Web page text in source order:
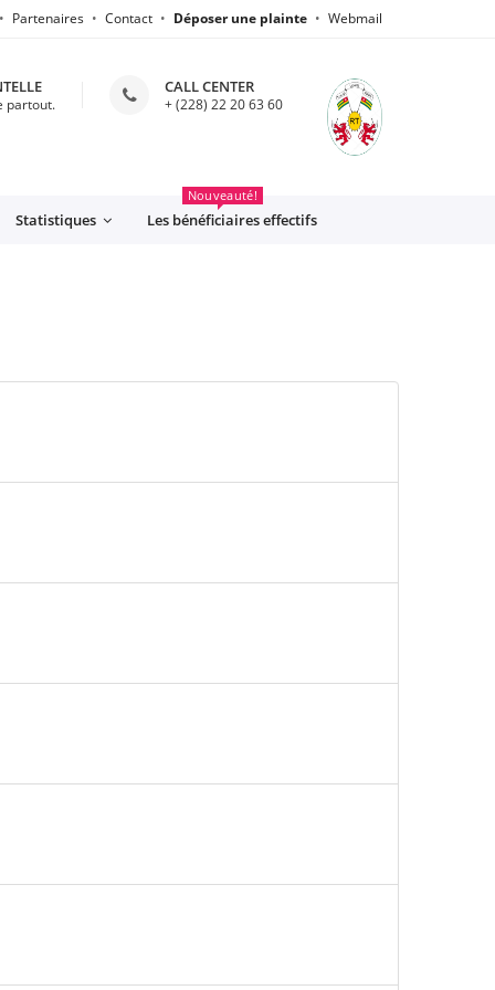
Partenaires Contact Déposer une plainte Webmail
partout.
CALL CENTER
+ (228) 22 20 63 60
Statistiques Les bénéficiaires effectifs
Nouveauté!